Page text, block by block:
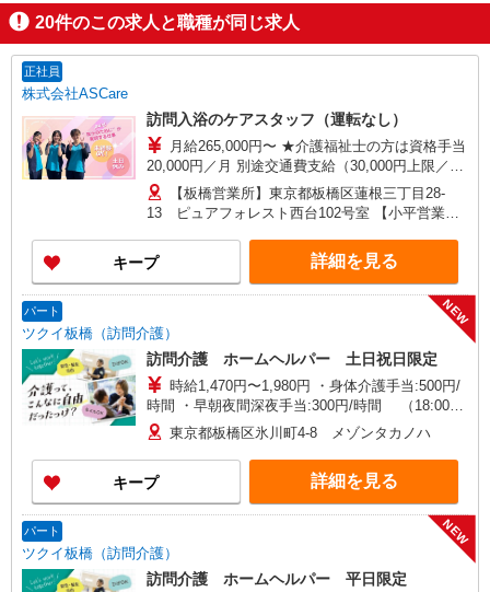
20件のこの求人と職種が同じ求人
正社員
株式会社ASCare
訪問入浴のケアスタッフ（運転なし）
月給265,000円〜 ★介護福祉士の方は資格手当
20,000円／月 別途交通費支給（30,000円上限／
月） 別途残業手当（月平均残業時間15時間）残業
代全額支給
【板橋営業所】東京都板橋区蓮根三丁目28-
13 ピュアフォレスト西台102号室 【小平営業
ン1F東 【在宅介護センター調布】東京都調布市国
領町五丁目4-17 パレス調布1990A館 【在宅介護
センター府中】東京都府中市武蔵台二丁目20-16
メゾンド樹庵1階 【立川営業所】東京都立川市富
士見町一丁目21-18 野村ビル101号室 【在宅介護
センター成瀬】東京都町田市南成瀬五丁目1-6 コ
ーポ台益ナルセ B1F
キープ 詳細を見る
パート
ツクイ板橋（訪問介護）
NEW
訪問介護 ホームヘルパー 土日祝日限定
時給1,470円〜1,980円 ・身体介護手当:500円/
時間 ・早朝夜間深夜手当:300円/時間 （18:00〜
翌07:59の時間帯） ・ICT手当:2,000円/月 ・ケア
→ケアの移動時間も賃金（時給）を支給 ・土日祝
日手当:100円/時間含む ※給与幅は資格・経験等に
よる
東京都板橋区氷川町4-8 メゾンタカノハ
キープ 詳細を見る
パート
ツクイ板橋（訪問介護）
NEW
訪問介護 ホームヘルパー 平日限定